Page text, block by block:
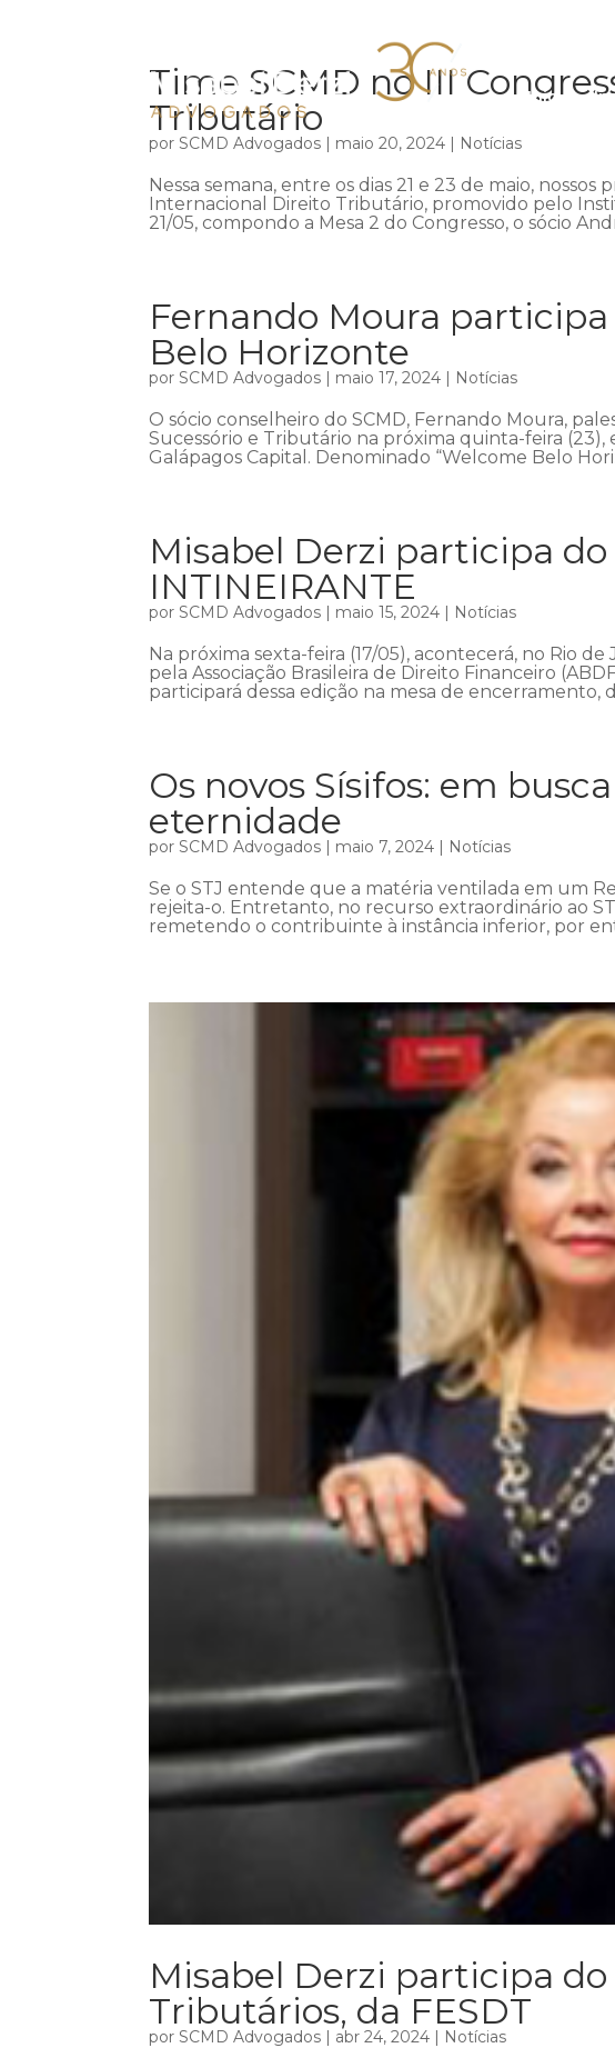
Início
Time SCMD no III
Tributário
porSCMD Advogados | maio 20, 2024 | Notícias
Nessa semana, entre os dias 21 e 23 de maio,
Internacional Direito Tributário, promovido pelo
21/05, compondo a Mesa 2 do Congresso, o sócio
Fernando Moura
Belo Horizonte
porSCMD Advogados | maio 17, 2024 | Notícias
O sócio conselheiro do SCMD, Fernando Moura,
Sucessório e Tributário na próxima quinta-feira
Galápagos Capital. Denominado “Welcome Belo
Misabel Derzi participa do
INTINEIRANTE
porSCMD Advogados | maio 15, 2024 | Notícias
Na próxima sexta-feira (17/05), acontecerá, no Rio
pela Associação Brasileira de Direito Financeiro
participará dessa edição na mesa de encerramento,
Os novos Sísifos: em
eternidade
porSCMD Advogados | maio 7, 2024 | Notícias
Se o STJ entende que a matéria ventilada em um
rejeita-o. Entretanto, no recurso extraordinário ao
remetendo o contribuinte à instância inferior, por
Misabel Derzi participa
Tributários, da FESDT
porSCMD Advogados | abr 24, 2024 | Notícias